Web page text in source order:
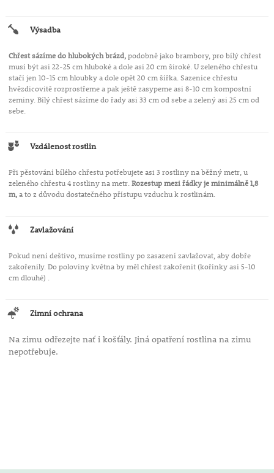
Výsadba
Chřest sázíme do hlubokých brázd,podobně jako brambory, pro bílý chřest
musí být asi 22-25 cm hluboké a dole asi 20 cm široké. U zeleného chřestu
stačí jen 10-15 cm hloubky a dole opět 20 cm šířka. Sazenice chřestu
hvězdicovitě rozprostřeme a pak ještě zasypeme asi 8-10 cm kompostní
zeminy. Bílý chřest sázíme do řady asi 33 cm od sebe a zelený asi 25 cm od
sebe.
Vzdálenost rostlin
Při pěstování bílého chřestu potřebujete asi 3 rostliny na běžný metr, u
zeleného chřestu 4 rostliny na metr.Rozestup mezi řádky je minimálně 1,8
m,a to z důvodu dostatečného přístupu vzduchu k rostlinám.
Zavlažování
Pokud není deštivo, musíme rostliny po zasazení zavlažovat, aby dobře
zakořenily. Do poloviny května by měl chřest zakořenit (kořínky asi 5-10
cm dlouhé) .
Zimní ochrana
Na zimu odřezejte nať i košťály. Jiná opatření rostlina na zimu
nepotřebuje.